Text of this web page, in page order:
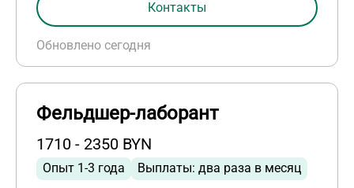
Обновлено сегодня
Контакты
Фельдшер-лаборант
1710 - 2350 BYN
Опыт 1-3 года Выплаты: два раза в месяц